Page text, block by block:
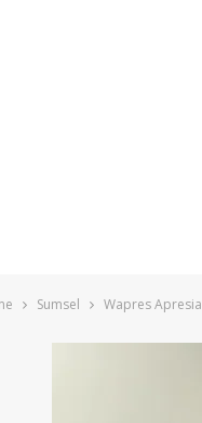
Sumsel Wapres